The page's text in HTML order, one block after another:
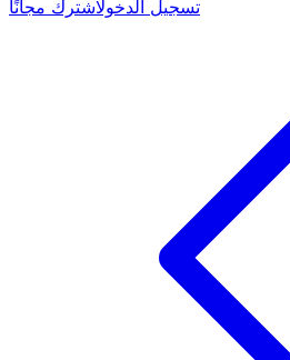
تسجيل الدخولاشترك مجانًا